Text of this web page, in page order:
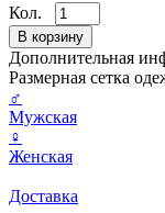
Кол.
Дополнительная
Размерная сетка
♂
Мужская
♀
Женская
Доставка